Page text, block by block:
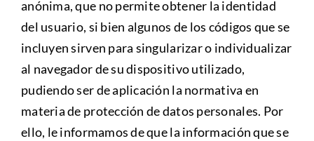
anónima, que no permite obtener la identidad
del usuario, si bien algunos de los códigos que se
incluyen sirven para singularizar o individualizar
al navegador de su dispositivo utilizado,
pudiendo ser de aplicación la normativa en
materia de protección de datos personales. Por
ello, le informamos de que la información que se